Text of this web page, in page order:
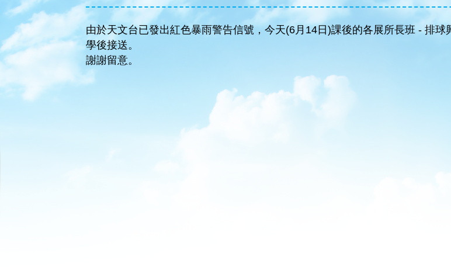
由於天文台已發出紅色暴雨警告信號，今天(6月14日)課後的各展所長班 - 排
學後接送。
謝謝留意。